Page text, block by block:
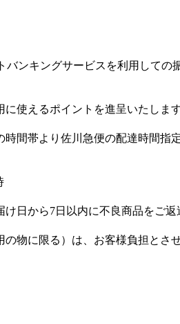
ンキングサービスを利用しての
使えるポイントを進呈いたします
間帯より佐川急便の配達時間指
日から7日以内に不良商品をご
物に限る）は、お客様負担とさ